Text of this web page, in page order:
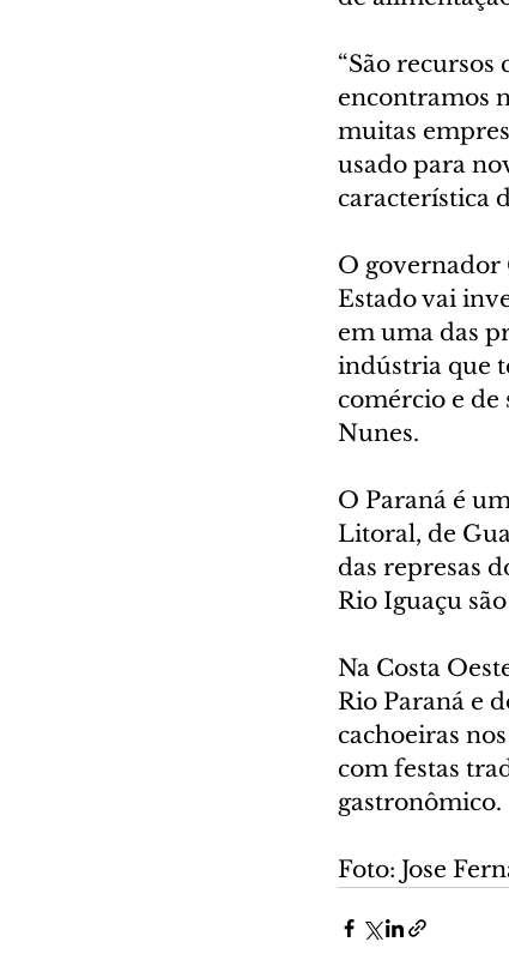
“São recursos
encontramos
muitas
usado para
característica
O governador
Estado vai
em uma das
indústria que
comércio e de
Nunes.
O Paraná é
Litoral, de
das represas
Rio Iguaçu
Na Costa
Rio Paraná e
cachoeiras
com festas
gastronômico.
Foto: Jose